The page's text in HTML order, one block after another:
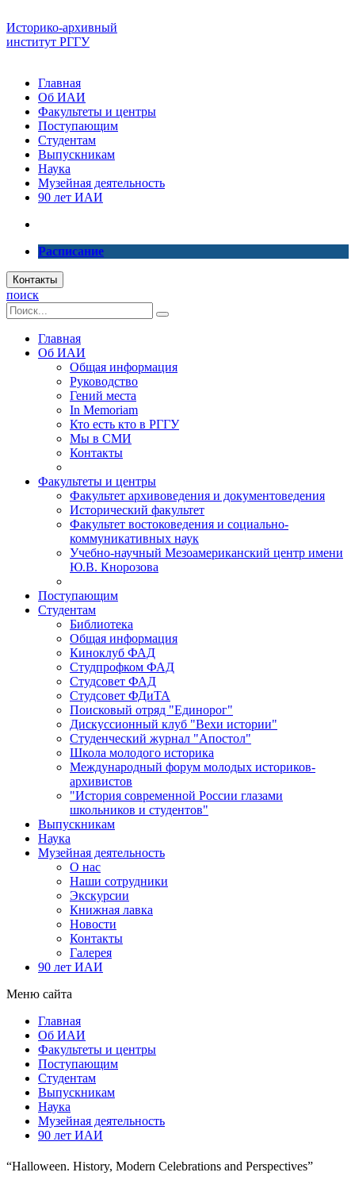
Историко-архивный
институт РГГУ
Главная
Об ИАИ
Факультеты и центры
Поступающим
Студентам
Выпускникам
Наука
Музейная деятельность
90 лет ИАИ
Расписание
Контакты
поиск
Главная
Об ИАИ
Общая информация
Руководство
Гений места
In Memoriam
Кто есть кто в РГГУ
Мы в СМИ
Контакты
Факультеты и центры
Факультет архивоведения и документоведения
Исторический факультет
Факультет востоковедения и социально-
коммуникативных наук
Учебно-научный Мезоамериканский центр имени
Ю.В. Кнорозова
Поступающим
Студентам
Библиотека
Общая информация
Киноклуб ФАД
Студпрофком ФАД
Студсовет ФАД
Студсовет ФДиТА
Поисковый отряд "Единорог"
Дискуссионный клуб "Вехи истории"
Студенческий журнал "Апостол"
Школа молодого историка
Международный форум молодых историков-
архивистов
"История современной России глазами
школьников и студентов"
Выпускникам
Наука
Музейная деятельность
О нас
Наши сотрудники
Экскурсии
Книжная лавка
Новости
Контакты
Галерея
90 лет ИАИ
Меню сайта
Главная
Об ИАИ
Факультеты и центры
Поступающим
Студентам
Выпускникам
Наука
Музейная деятельность
90 лет ИАИ
“Halloween. History, Modern Celebrations and Perspectives”